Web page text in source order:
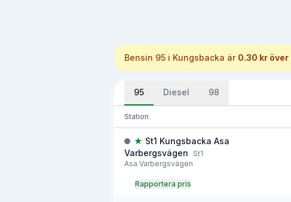
Bensin 95 i Kungsbacka är 0.30 kr över
95 Diesel 98
Station
★ St1 Kungsbacka Asa
Varbergsvägen
St1
Asa Varbergsvägen
Rapportera pris